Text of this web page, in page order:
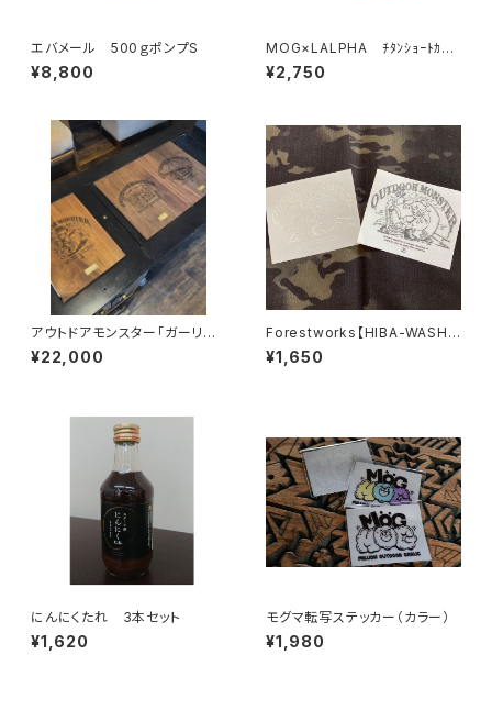
エバメール 500ｇポンプS
¥8,800
MOG×LALPHA ﾁﾀﾝｼｮｰﾄｶﾄﾗ
ﾘｰｾｯﾄ
¥2,750
アウトドアモンスター「ガーリッ
クボーイ」ワンユニット天板
¥22,000
Forestworks【HIBA-WASHE
R】転写ステッカー
¥1,650
にんにくたれ 3本セット
¥1,620
モグマ転写ステッカー（カラー）
¥1,980